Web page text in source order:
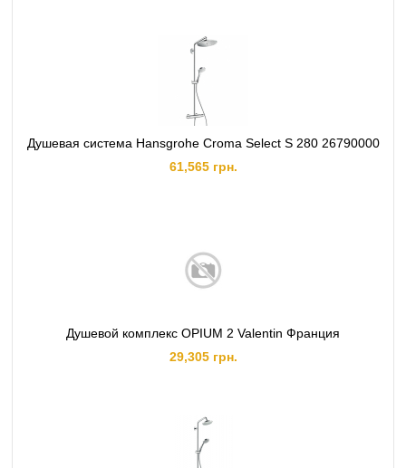
Душевая система Hansgrohe Croma Select S 280 26790000
61,565 грн.
Душевой комплекс OPIUM 2 Valentin Франция
29,305 грн.